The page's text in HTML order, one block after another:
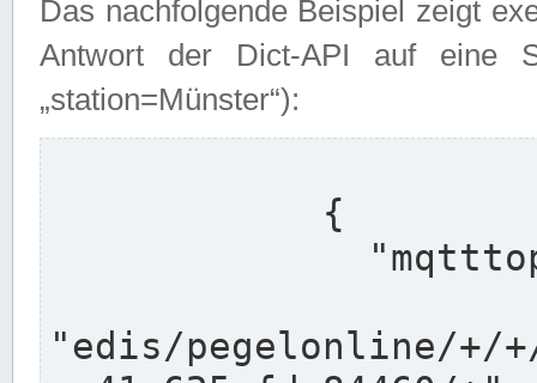
Das nachfolgende Beispiel zeigt
Antwort der Dict-API auf eine
„station=Münster“):
"edis/pegelonline/+/